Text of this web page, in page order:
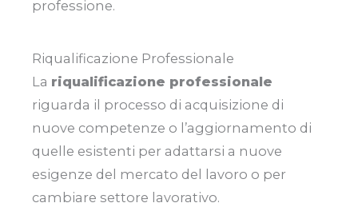
professione.
Riqualificazione Professionale
La riqualificazione professionale
riguarda il processo di acquisizione di
nuove competenze o l’aggiornamento di
quelle esistenti per adattarsi a nuove
esigenze del mercato del lavoro o per
cambiare settore lavorativo.